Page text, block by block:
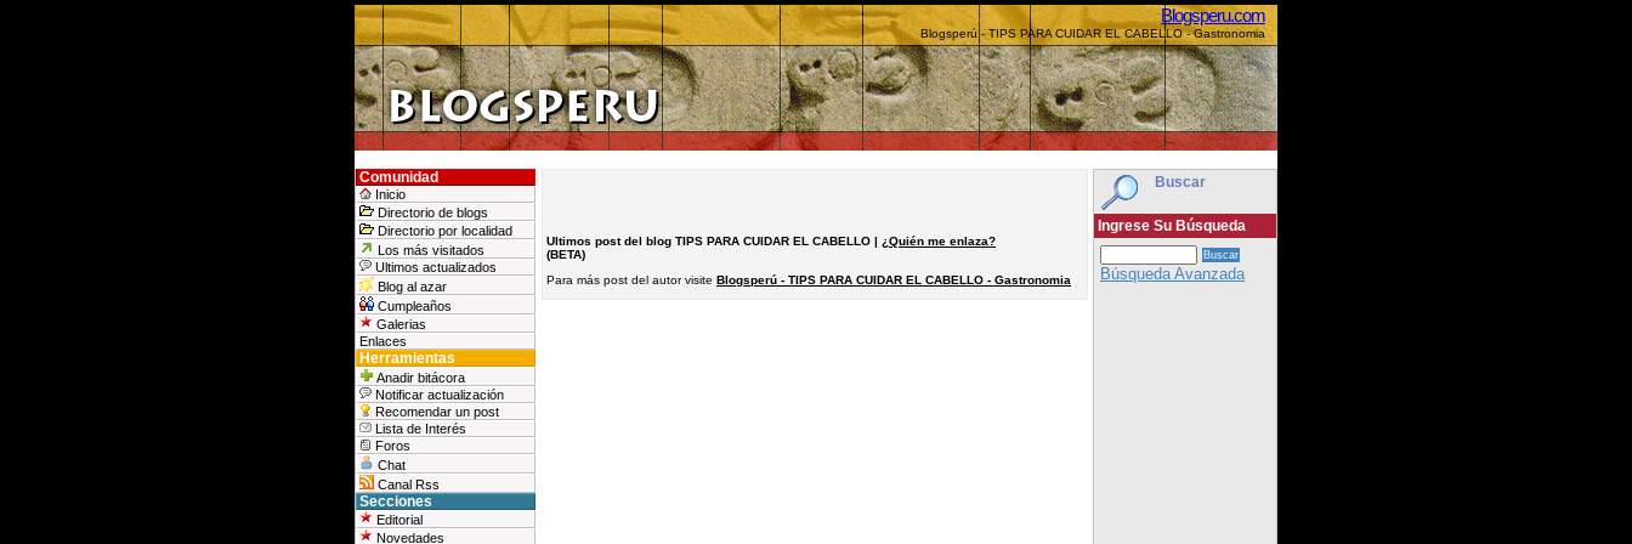
Blogsperu.com
Blogsperú - TIPS PARA CUIDAR EL CABELLO - Gastronomia
Buscar
Ingrese Su Búsqueda
Búsqueda Avanzada
Comunidad
Inicio
Directorio de blogs
Directorio por localidad
Los más visitados
Ultimos actualizados
Blog al azar
Cumpleaños
Galerias
Enlaces
Herramientas
Anadir bitácora
Notificar actualización
Recomendar un post
Lista de Interés
Foros
Chat
Canal Rss
Secciones
Editorial
Novedades
Ultimos post del blog TIPS PARA CUIDAR EL CABELLO | ¿Quién me enlaza?
(BETA)
Para más post del autor visite Blogsperú - TIPS PARA CUIDAR EL CABELLO - Gastronomia